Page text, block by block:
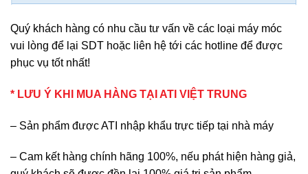
Quý khách hàng có nhu cầu tư vấn về các loại máy móc
vui lòng để lại SDT hoặc liên hệ tới các hotline để được
phục vụ tốt nhất!
* LƯU Ý KHI MUA HÀNG TẠI ATI VIỆT TRUNG
– Sản phẩm được ATI nhập khẩu trực tiếp tại nhà máy
– Cam kết hàng chính hãng 100%, nếu phát hiện hàng giả,